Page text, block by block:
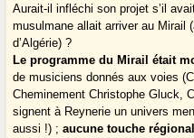
Aurait-il infléchi son projet s’il
musulmane allait arriver au Mirail
d’Algérie) ?
Le programme du Mirail était
de musiciens donnés aux voies
Cheminement Christophe Gluck,
signent à Reynerie un univers
aussi !) ;aucune touche